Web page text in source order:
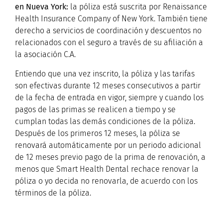
en Nueva York: la póliza está suscrita por Renaissance
Health Insurance Company of New York. También tiene
derecho a servicios de coordinación y descuentos no
relacionados con el seguro a través de su afiliación a
la asociación C.A.
Entiendo que una vez inscrito, la póliza y las tarifas
son efectivas durante 12 meses consecutivos a partir
de la fecha de entrada en vigor, siempre y cuando los
pagos de las primas se realicen a tiempo y se
cumplan todas las demás condiciones de la póliza.
Después de los primeros 12 meses, la póliza se
renovará automáticamente por un periodo adicional
de 12 meses previo pago de la prima de renovación, a
menos que Smart Health Dental rechace renovar la
póliza o yo decida no renovarla, de acuerdo con los
términos de la póliza.